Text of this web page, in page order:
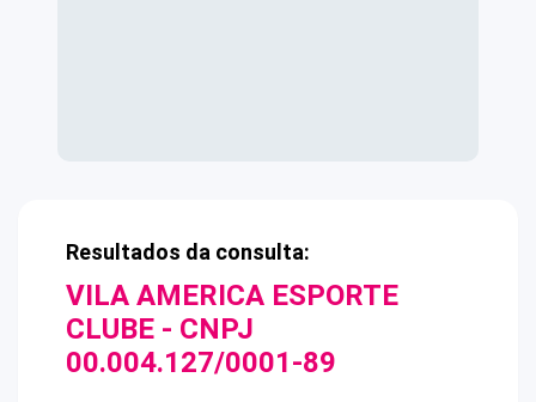
Resultados da consulta:
VILA AMERICA ESPORTE
CLUBE - CNPJ
00.004.127/0001-89